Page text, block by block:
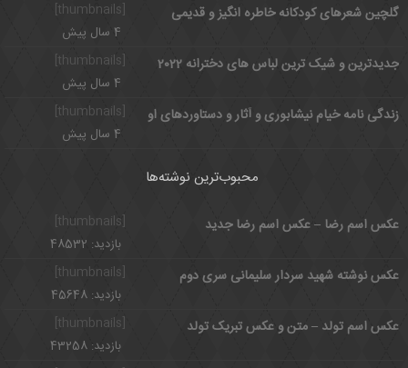
[thumbnails]
گلچین شعرهای کودکانه خاطره انگیز و قدیمی
4 سال پیش
جدیدترین و شیک ترین لباس های دخترانه 2022
4 سال پیش
زندگی نامه خیام نیشابوری و آثار و دستاوردهای او
4 سال پیش
محبوب‌ترین نوشته‌ها
عکس اسم رضا – عکس اسم رضا جدید
بازدید: 48532
[thumbnails]
عکس نوشته شهید سردار سلیمانی سری دوم
بازدید: 45648
عکس اسم تولد – متن و عکس تبریک تولد
بازدید: 43258